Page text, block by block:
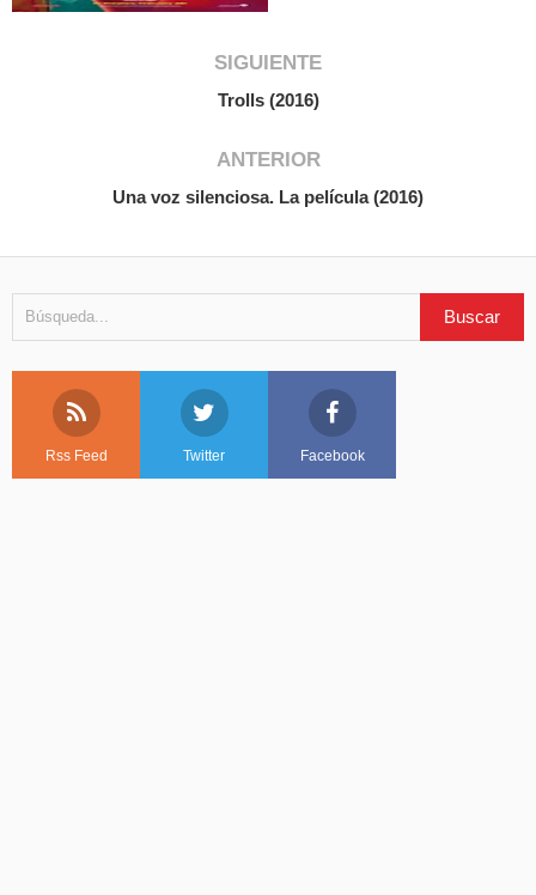
SIGUIENTE
Trolls (2016)
ANTERIOR
Una voz silenciosa. La película (2016)
Rss Feed Twitter Facebook